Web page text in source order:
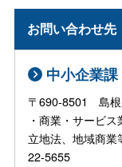
お問い合わせ先
中小企業課
〒690-8501 島根
・商業・サービ
立地法、地域商
22-5655